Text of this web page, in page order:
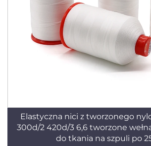
Elastyczna nici z tworzonego
300d/2 420d/3 6,6 tworzone
do tkania na szpuli po